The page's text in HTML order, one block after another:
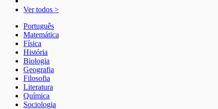
Ver todos >
Português
Matemática
Física
História
Biologia
Geografia
Filosofia
Literatura
Química
Sociologia